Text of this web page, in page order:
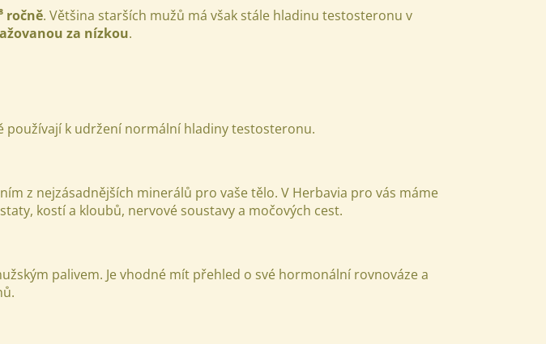
ročně. Většina starších mužů má však stále hladinu testosteronu v
za nízkou.
používají k udržení normální hladiny testosteronu.
z nejzásadnějších minerálů pro vaše tělo. V Herbavia pro vás máme
kostí a kloubů, nervové soustavy a močových cest.
palivem. Je vhodné mít přehled o své hormonální rovnováze a